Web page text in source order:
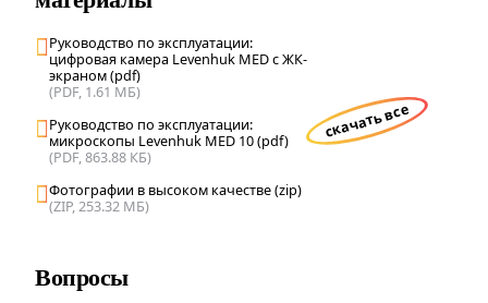
Руководство по эксплуатации:
цифровая камера Levenhuk MED с ЖК-
экраном (pdf)
(PDF, 1.61 МБ)
Руководство по эксплуатации:
микроскопы Levenhuk MED 10 (pdf)
(PDF, 863.88 КБ)
Фотографии в высоком качестве (zip)
(ZIP, 253.32 МБ)
скачать все
Вопросы